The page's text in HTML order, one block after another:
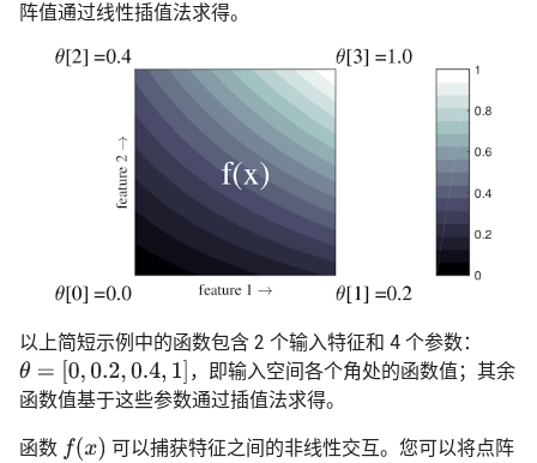
阵值通过线性插值法求得。
以上简短示例中的函数包含 2 个输入特征和 4 个参数：
θ =[0 0.2 0.4,1 ]
，即输入空间各个角处的函数值；其余
函数值基于这些参数通过插值法求得。
函数 f(x)
可以捕获特征之间的非线性交互。您可以将点阵